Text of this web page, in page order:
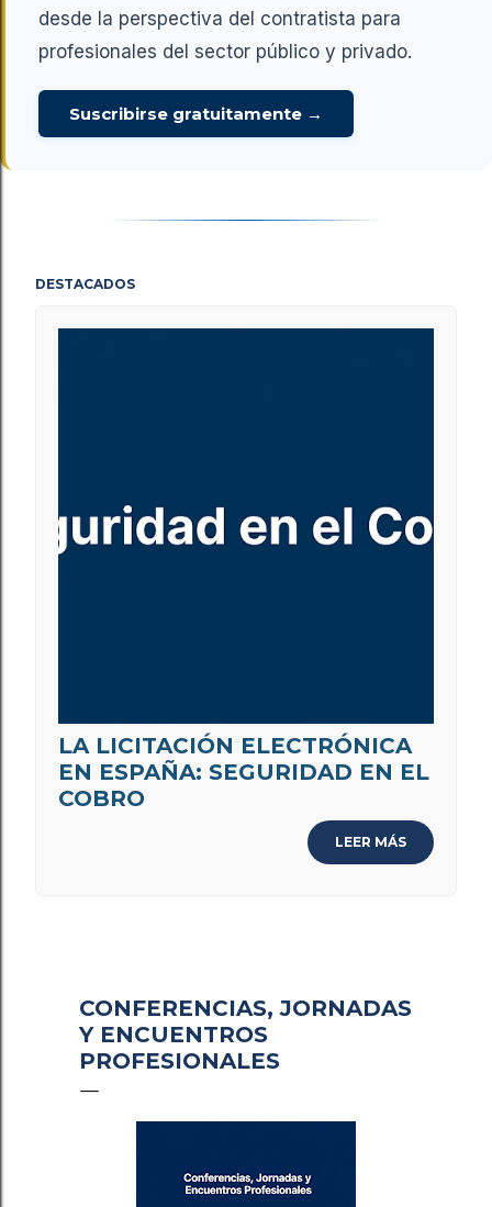
desde la perspectiva del contratista para
profesionales del sector público y privado.
Suscribirse gratuitamente →
DESTACADOS
LA LICITACIÓN ELECTRÓNICA
EN ESPAÑA: SEGURIDAD EN EL
COBRO
LEER MÁS
CONFERENCIAS, JORNADAS
Y ENCUENTROS
PROFESIONALES